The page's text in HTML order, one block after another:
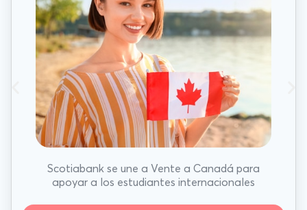
Scotiabank se une a Vente a Canadá para
apoyar a los estudiantes internacionales